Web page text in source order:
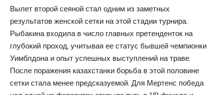
Вылет второй сеяной стал одним из заметных
результатов женской сетки на этой стадии турнира.
Рыбакина входила в число главных претенденток на
глубокий проход, учитывая ее статус бывшей чемпионки
Уимблдона и опыт успешных выступлений на траве.
После поражения казахстанки борьба в этой половине
сетки стала менее предсказуемой. Для Мертенс победа